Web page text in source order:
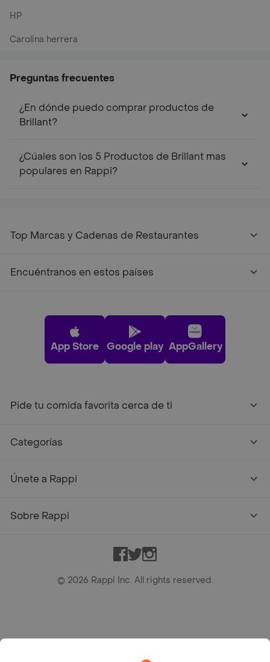
HP
Carolina herrera
Preguntas frecuentes
¿En dónde puedo comprar productos de
Brillant?
¿Cúales son los 5 Productos de Brillant mas
populares en Rappi?
Top Marcas y Cadenas de Restaurantes
Encuéntranos en estos países
App Store Google play AppGallery
Pide tu comida favorita cerca de ti
Categorías
Únete a Rappi
Sobre Rappi
Facebook
TwitterInstagram
© 2026 Rappi Inc. All rights reserved.
Bogotá D.C. --- notificacionesrappi@rappi.com